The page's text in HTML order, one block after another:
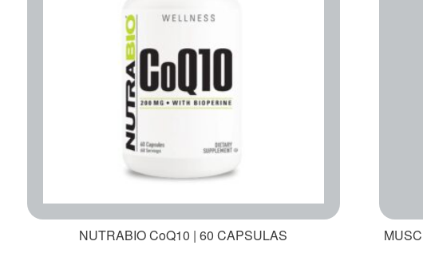
NUTRABIO CoQ10 | 60 CAPSULAS